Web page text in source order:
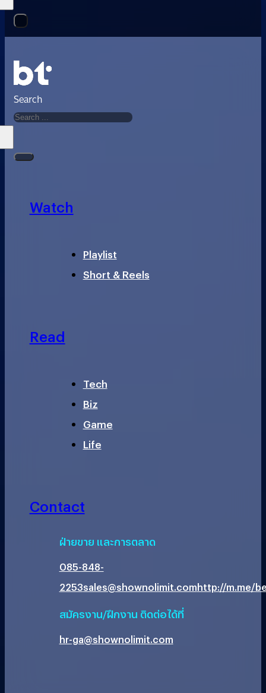
Search
Watch
Playlist
Short & Reels
Read
Tech
Biz
Game
Life
Contact
ฝ่ายขาย และการตลาด
085-848-
2253sales@shownolimit.comhttp://m.me/
สมัครงาน/ฝึกงาน ติดต่อได้ที่
hr-ga@shownolimit.com